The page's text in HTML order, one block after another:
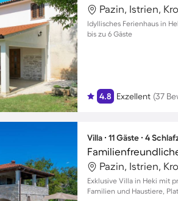
Pazin, Istrien,
Idyllisches Ferienhaus in
bis zu 6 Gäste
4.8 Exzellent (37
Villa ∙ 11 Gäste ∙ 4
Pazin, Istrien,
Exklusive Villa in Heki mit
Familien und Haustiere,